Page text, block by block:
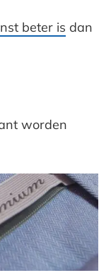
beter is dan
worden